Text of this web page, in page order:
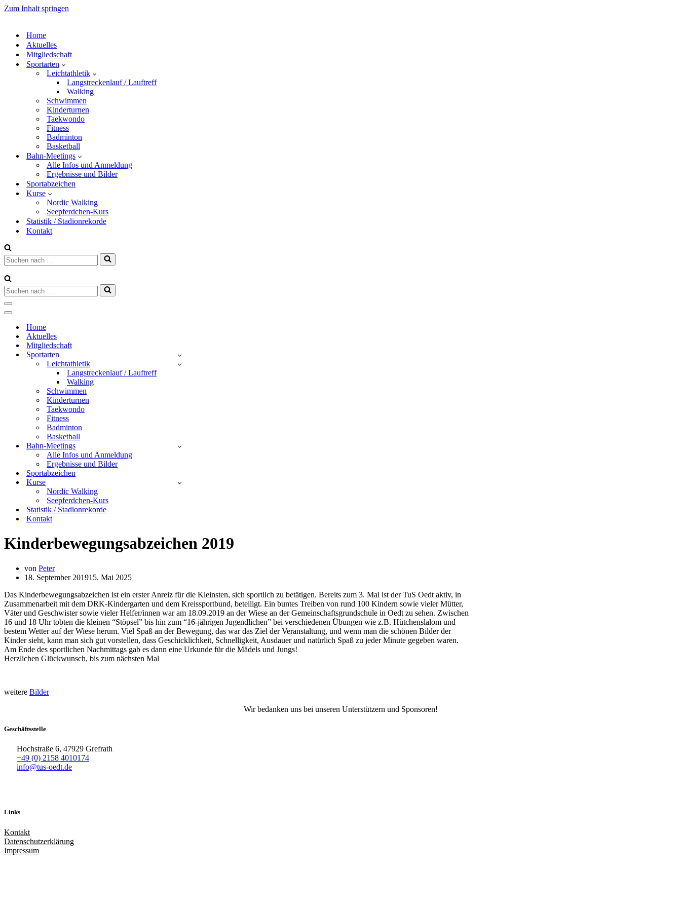
Zum Inhalt springen
Home
Aktuelles
Mitgliedschaft
Sportarten
Leichtathletik
Langstreckenlauf / Lauftreff
Walking
Schwimmen
Kinderturnen
Taekwondo
Fitness
Badminton
Basketball
Bahn-Meetings
Alle Infos und Anmeldung
Ergebnisse und Bilder
Sportabzeichen
Kurse
Nordic Walking
Seepferdchen-Kurs
Statistik / Stadionrekorde
Kontakt
Suchen
nach …
Suchen
nach …
Navigationsmenü
Navigationsmenü
Home
Aktuelles
Mitgliedschaft
Sportarten
Leichtathletik
Langstreckenlauf / Lauftreff
Walking
Schwimmen
Kinderturnen
Taekwondo
Fitness
Badminton
Basketball
Bahn-Meetings
Alle Infos und Anmeldung
Ergebnisse und Bilder
Sportabzeichen
Kurse
Nordic Walking
Seepferdchen-Kurs
Statistik / Stadionrekorde
Kontakt
Kinderbewegungsabzeichen 2019
von Peter
18. September 201915. Mai 2025
Das Kinderbewegungsabzeichen ist ein erster Anreiz für die Kleinsten, sich sportlich zu betätigen. Bereits zum 3. Mal ist der TuS Oedt aktiv, in
Zusammenarbeit mit dem DRK-Kindergarten und dem Kreissportbund, beteiligt. Ein buntes Treiben von rund 100 Kindern sowie vieler Mütter,
Väter und Geschwister sowie vieler Helfer/innen war am 18.09.2019 an der Wiese an der Gemeinschaftsgrundschule in Oedt zu sehen. Zwischen
16 und 18 Uhr tobten die kleinen “Stöpsel” bis hin zum “16-jährigen Jugendlichen” bei verschiedenen Übungen wie z.B. Hütchenslalom und
bestem Wetter auf der Wiese herum. Viel Spaß an der Bewegung, das war das Ziel der Veranstaltung, und wenn man die schönen Bilder der
Kinder sieht, kann man sich gut vorstellen, dass Geschicklichkeit, Schnelligkeit, Ausdauer und natürlich Spaß zu jeder Minute gegeben waren.
Am Ende des sportlichen Nachmittags gab es dann eine Urkunde für die Mädels und Jungs!
Herzlichen Glückwunsch, bis zum nächsten Mal
weitere Bilder
Wir bedanken uns bei unseren Unterstützern und Sponsoren!
Geschäftsstelle
Hochstraße 6, 47929 Grefrath
+49 (0) 2158 4010174
info@tus-oedt.de
Links
Kontakt
Datenschutzerklärung
Impressum